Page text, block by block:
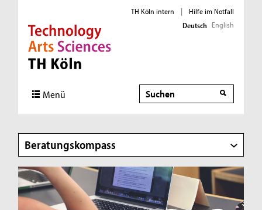
Direkt zur Hauptnavigation
Direkt zur Subnavigation
Direkt zum Inhalt
Direkt zum Fußbereich
TH Köln intern |
Hilfe im Notfall
Deutsch English
Menü Suche
Beratungskompass